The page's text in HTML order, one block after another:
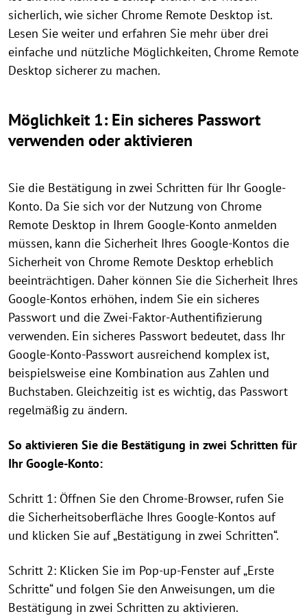
sicherlich, wie sicher Chrome Remote Desktop ist.
Lesen Sie weiter und erfahren Sie mehr über drei
einfache und nützliche Möglichkeiten, Chrome Remote
Desktop sicherer zu machen.
Möglichkeit 1: Ein sicheres Passwort
verwenden oder aktivieren
Sie die Bestätigung in zwei Schritten für Ihr Google-
Konto. Da Sie sich vor der Nutzung von Chrome
Remote Desktop in Ihrem Google-Konto anmelden
müssen, kann die Sicherheit Ihres Google-Kontos die
Sicherheit von Chrome Remote Desktop erheblich
beeinträchtigen. Daher können Sie die Sicherheit Ihres
Google-Kontos erhöhen, indem Sie ein sicheres
Passwort und die Zwei-Faktor-Authentifizierung
verwenden. Ein sicheres Passwort bedeutet, dass Ihr
Google-Konto-Passwort ausreichend komplex ist,
beispielsweise eine Kombination aus Zahlen und
Buchstaben. Gleichzeitig ist es wichtig, das Passwort
regelmäßig zu ändern.
So aktivieren Sie die Bestätigung in zwei Schritten für
Ihr Google-Konto:
Schritt 1: Öffnen Sie den Chrome-Browser, rufen Sie
die Sicherheitsoberfläche Ihres Google-Kontos auf
und klicken Sie auf „Bestätigung in zwei Schritten“.
Schritt 2: Klicken Sie im Pop-up-Fenster auf „Erste
Schritte“ und folgen Sie den Anweisungen, um die
Bestätigung in zwei Schritten zu aktivieren.